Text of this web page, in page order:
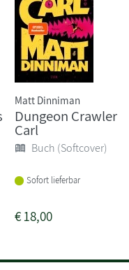
Matt Dinniman
Dungeon Crawler
Carl
Buch (Softcover)
Sofort lieferbar
€18,00